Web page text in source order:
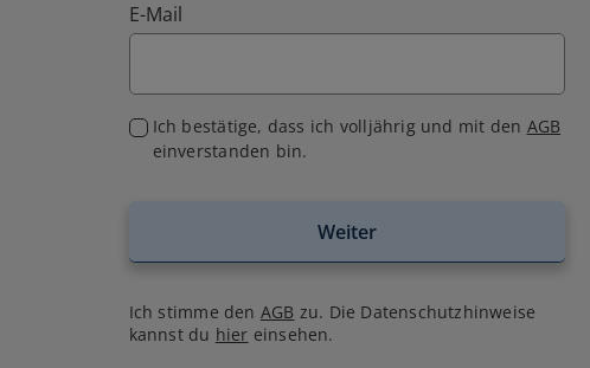
E-Mail
Ich bestätige, dass ich volljährig und mit den AGB
einverstanden bin.
Weiter
Ich stimme den AGB zu. Die Datenschutzhinweise
kannst du hier einsehen.